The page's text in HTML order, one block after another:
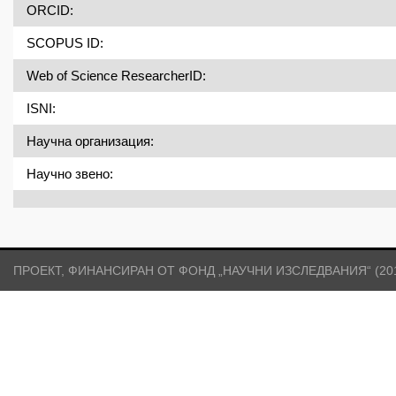
ORCID:
SCOPUS ID:
Web of Science ResearcherID:
ISNI:
Научна организация:
Научно звено:
ПРОЕКТ, ФИНАНСИРАН ОТ ФОНД „НАУЧНИ ИЗСЛЕДВАНИЯ“